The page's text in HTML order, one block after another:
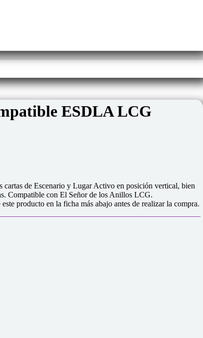
ESDLA LCG
cartas de Escenario y Lugar Activo en posición vertical, bien
Compatible con El Señor de los Anillos LCG.
producto en la ficha más abajo antes de realizar la compra.